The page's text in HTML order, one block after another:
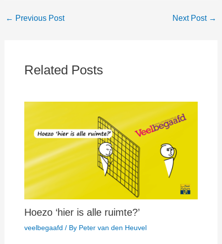
← Previous Post Next Post →
Related Posts
Hoezo ‘hier is alle ruimte?’
veelbegaafd / By Peter van den Heuvel